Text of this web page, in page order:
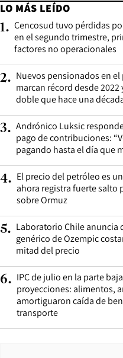
LO MÁS LEÍDO
1. Cencosud tuvo pérdidas
en el segundo trimestre,
factores no operacionales
2. Nuevos pensionados en
marcan récord desde 2022
doble que hace una
3. Andrónico Luksic
pago de contribuciones:
pagando hasta el día que
4. El precio del petróleo es
ahora registra fuerte salto
sobre Ormuz
5. Laboratorio Chile anuncia
genérico de Ozempic
mitad del precio
6. IPC de julio en la parte
proyecciones: alimentos,
amortiguaron caída de
transporte